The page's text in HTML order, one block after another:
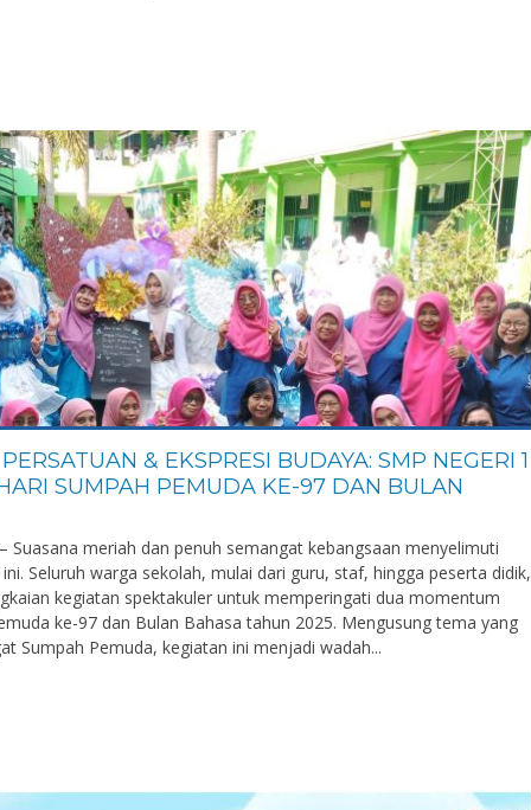
& EKSPRESI BUDAYA: SMP NEGERI 1
SUMPAH PEMUDA KE-97 DAN BULAN
Suasana meriah dan penuh semangat kebangsaan menyelimuti
Seluruh warga sekolah, mulai dari guru, staf, hingga peserta didik,
kegiatan spektakuler untuk memperingati dua momentum
ke-97 dan Bulan Bahasa tahun 2025. Mengusung tema yang
Sumpah Pemuda, kegiatan ini menjadi wadah...